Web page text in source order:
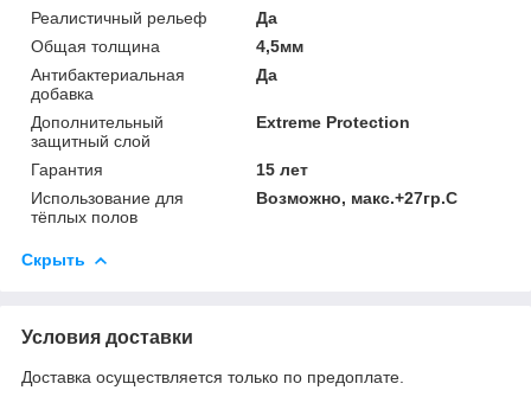
Реалистичный рельеф
Да
Общая толщина
4,5мм
Антибактериальная
добавка
Да
Дополнительный
защитный слой
Extreme Protection
Гарантия
15 лет
Использование для
тёплых полов
Возможно, макс.+27гр.С
Скрыть
Условия доставки
Доставка осуществляется только по предоплате.